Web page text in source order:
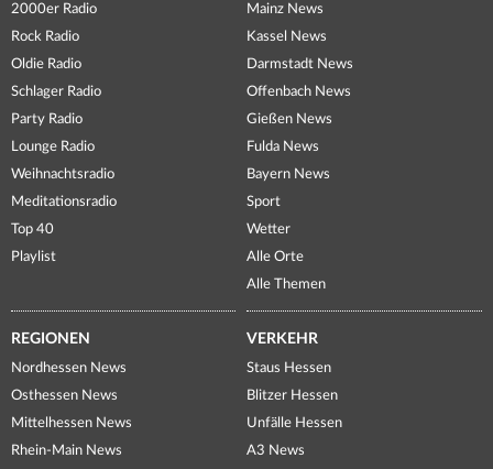
2000er Radio
Rock Radio
Oldie Radio
Schlager Radio
Party Radio
Lounge Radio
Weihnachtsradio
Meditationsradio
Top 40
Playlist
Mainz News
Kassel News
Darmstadt News
Offenbach News
Gießen News
Fulda News
Bayern News
Sport
Wetter
Alle Orte
Alle Themen
REGIONEN
Nordhessen News
Osthessen News
Mittelhessen News
Rhein-Main News
VERKEHR
Staus Hessen
Blitzer Hessen
Unfälle Hessen
A3 News